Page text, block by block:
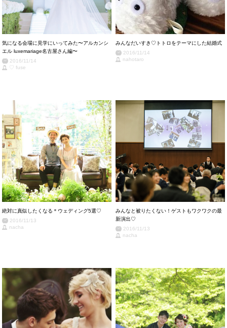
気になる会場に見学にいってみた〜アルカンシ
エル luxemariage名古屋さん編〜
2016/11/14
♡ fuse
みんなだいすき♡トトロをテーマにした結婚式
2016/11/14
nahotaro
絶対に真似したくなる＊ウェディング5選♡
2016/11/13
nacha
みんなと被りたくない！ゲストもワクワクの最
新演出♡
2016/11/13
nacha